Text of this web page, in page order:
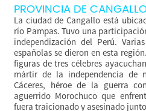
PROVINCIA DE
La ciudad de Cangallo está
río Pampas. Tuvo una
independización del Perú.
españolas se dieron en esta
figuras de tres célebres
mártir de la independencia de
Cáceres, héroe de la guerra
aguerrido Morochuco que
fuera traicionado y asesinado